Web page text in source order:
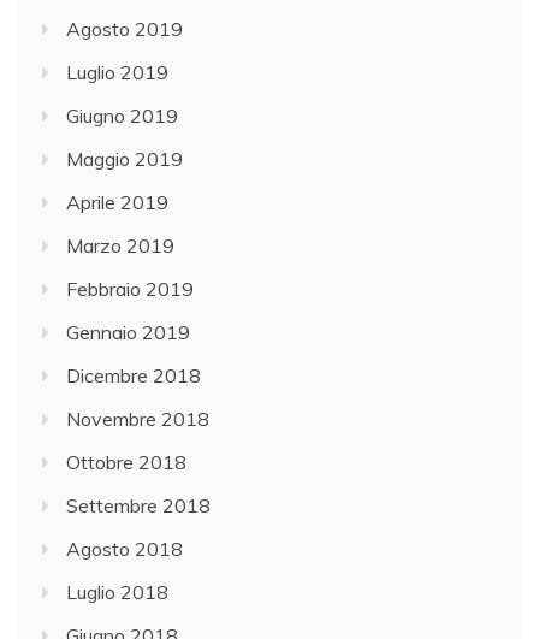
Agosto 2019
Luglio 2019
Giugno 2019
Maggio 2019
Aprile 2019
Marzo 2019
Febbraio 2019
Gennaio 2019
Dicembre 2018
Novembre 2018
Ottobre 2018
Settembre 2018
Agosto 2018
Luglio 2018